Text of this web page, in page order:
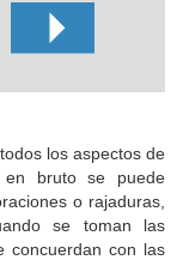
los aspectos de
en bruto se puede
o rajaduras,
se toman las
concuerdan con las